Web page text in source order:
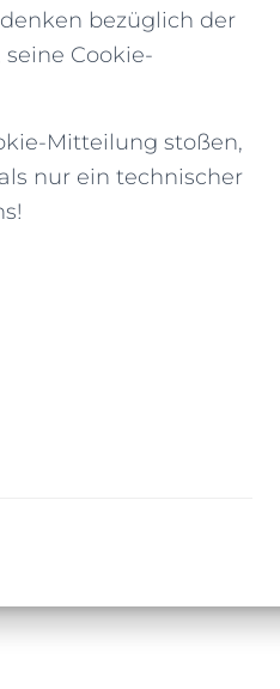
bezüglich der
Cookie-
Mitteilung stoßen,
nur ein technischer